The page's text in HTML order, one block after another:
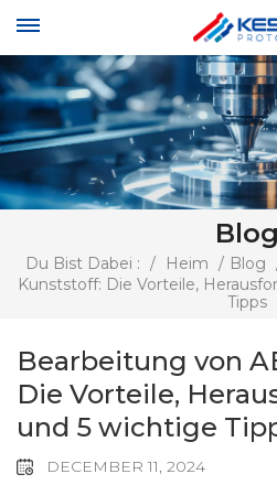
Blog
Du Bist Dabei : / Heim / Blog
Kunststoff: Die Vorteile,
Tipps
Bearbeitung von
Die Vorteile,
und 5 wichtige
DECEMBER 11, 2024